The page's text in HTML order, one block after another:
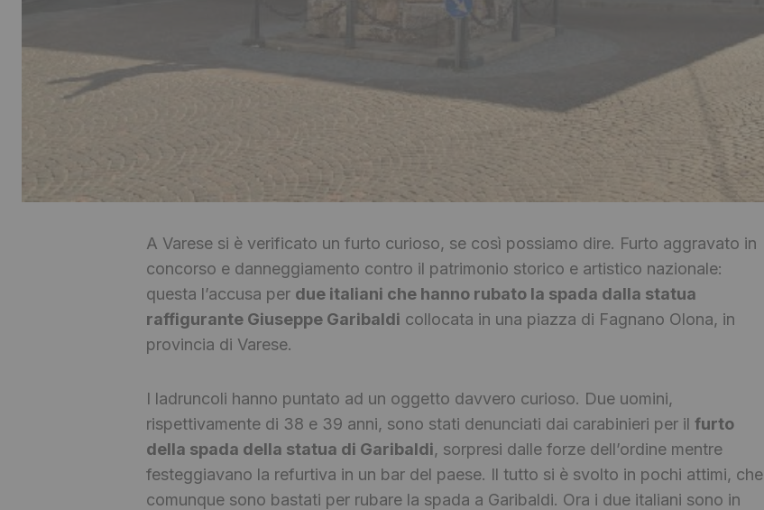
A Varese si è verificato un furto curioso, se così possiamo dire. Furto aggravato in
concorso e danneggiamento contro il patrimonio storico e artistico nazionale:
questa l’accusa per due italiani che hanno rubato la spada dalla statua
raffigurante Giuseppe Garibaldi collocata in una piazza di Fagnano Olona, in
provincia di Varese.
I ladruncoli hanno puntato ad un oggetto davvero curioso. Due uomini,
rispettivamente di 38 e 39 anni, sono stati denunciati dai carabinieri per il furto
della spada della statua di Garibaldi, sorpresi dalle forze dell’ordine mentre
festeggiavano la refurtiva in un bar del paese. Il tutto si è svolto in pochi attimi, che
comunque sono bastati per rubare la spada a Garibaldi. Ora i due italiani sono in